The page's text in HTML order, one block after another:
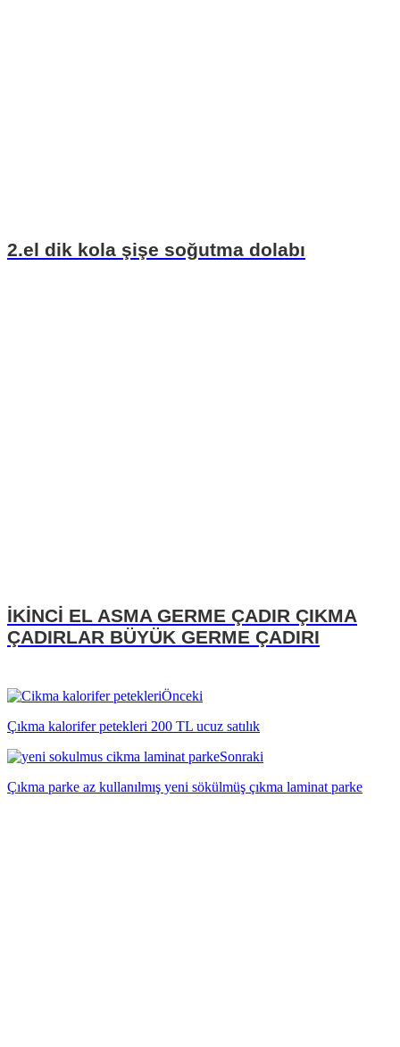
2.el dik kola şişe soğutma dolabı
İKİNCİ EL ASMA GERME ÇADIR ÇIKMA
ÇADIRLAR BÜYÜK GERME ÇADIRI
Önceki
Çıkma kalorifer petekleri 200 TL ucuz satılık
Sonraki
Çıkma parke az kullanılmış yeni sökülmüş çıkma laminat parke